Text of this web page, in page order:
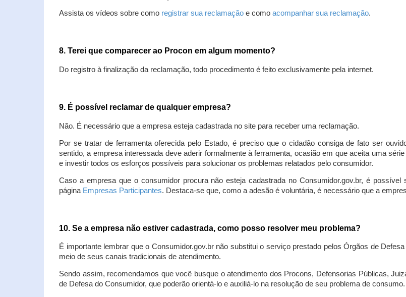
Assista os vídeos sobre como registrar sua reclamação e como acompanhar sua reclamação.
8. Terei que comparecer ao Procon em algum momento?
Do registro à finalização da reclamação, todo procedimento é feito exclusivamente pela internet.
9. É possível reclamar de qualquer empresa?
Não. É necessário que a empresa esteja cadastrada no site para receber uma reclamação.
Por se tratar de ferramenta oferecida pelo Estado, é preciso que o cidadão consiga de fato ser
sentido, a empresa interessada deve aderir formalmente à ferramenta, ocasião em que aceita uma
e investir todos os esforços possíveis para solucionar os problemas relatados pelo consumidor.
Caso a empresa que o consumidor procura não esteja cadastrada no Consumidor.gov.br, é
página Empresas Participantes. Destaca-se que, como a adesão é voluntária, é necessário que a
10. Se a empresa não estiver cadastrada, como posso resolver meu problema?
É importante lembrar que o Consumidor.gov.br não substitui o serviço prestado pelos Órgãos de
meio de seus canais tradicionais de atendimento.
Sendo assim, recomendamos que você busque o atendimento dos Procons, Defensorias Públicas,
de Defesa do Consumidor, que poderão orientá-lo e auxiliá-lo na resolução de seu problema de consumo.